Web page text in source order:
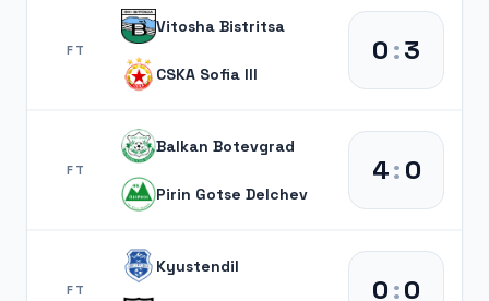
FT
Vitosha Bistritsa
CSKA Sofia III
0:3
FT
Balkan Botevgrad
Pirin Gotse Delchev
4:0
FT
Kyustendil
0:0